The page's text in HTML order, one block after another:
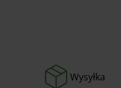
Wysyłka